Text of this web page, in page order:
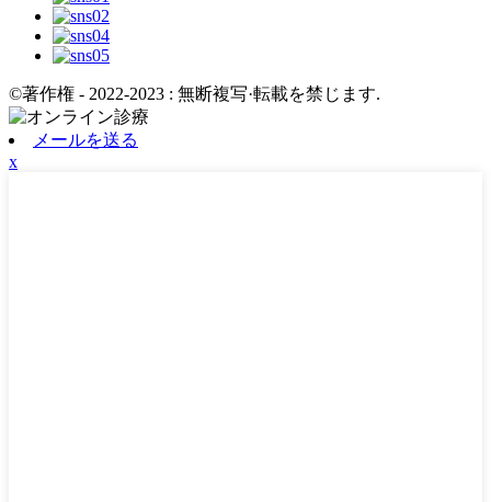
©著作権 - 2022-2023 : 無断複写·転載を禁じます.
メールを送る
x